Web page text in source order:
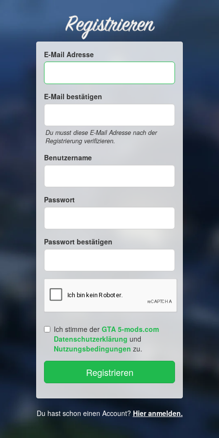
Registrieren
E-Mail Adresse
E-Mail bestätigen
Du musst diese E-Mail Adresse nach der
Registrierung verifizieren.
Benutzername
Passwort
Passwort bestätigen
Ich stimme der GTA 5-mods.com
Datenschutzerklärung und
Nutzungsbedingungen zu.
Du hast schon einen Account? Hier anmelden.